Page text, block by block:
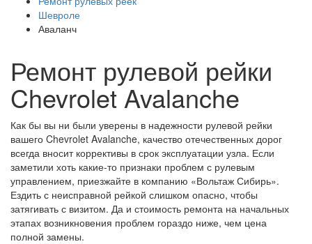
Шевроле
Аваланч
Ремонт рулевой рейки
Chevrolet Avalanche
Как бы вы ни были уверены в надежности рулевой рейки
вашего Chevrolet Avalanche, качество отечественных дорог
всегда вносит коррективы в срок эксплуатации узла. Если
заметили хоть какие-то признаки проблем с рулевым
управлением, приезжайте в компанию «Вольтаж Сибирь».
Ездить с неисправной рейкой слишком опасно, чтобы
затягивать с визитом. Да и стоимость ремонта на начальных
этапах возникновения проблем гораздо ниже, чем цена
полной замены.